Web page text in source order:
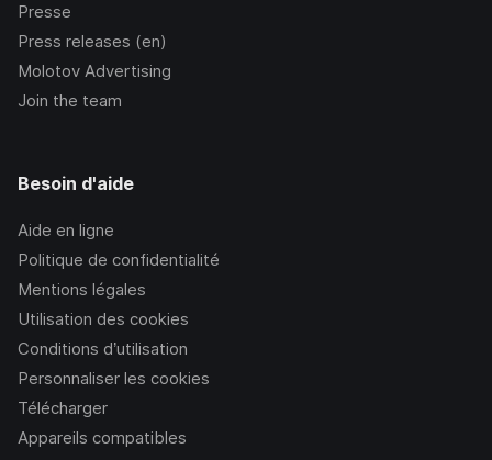
Presse
Press releases (en)
Molotov Advertising
Join the team
Besoin d'aide
Aide en ligne
Politique de confidentialité
Mentions légales
Utilisation des cookies
Conditions d’utilisation
Personnaliser les cookies
Télécharger
Appareils compatibles